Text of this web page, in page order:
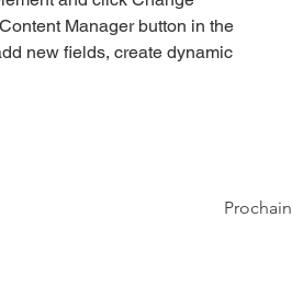
Manager button in the
new fields, create dynamic
Prochain